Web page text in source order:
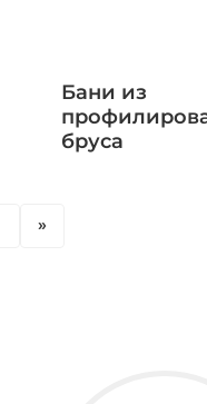
Бани из
бруса
«